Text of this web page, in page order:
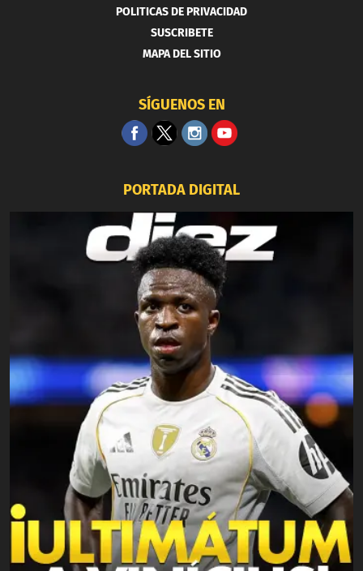
POLITICAS DE PRIVACIDAD
SUSCRIBETE
MAPA DEL SITIO
SÍGUENOS EN
PORTADA DIGITAL